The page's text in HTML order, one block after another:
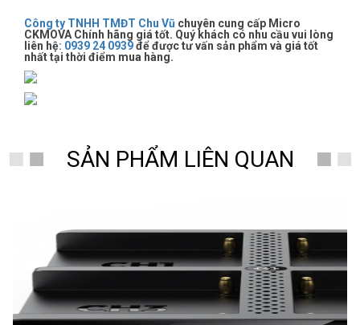
Công ty TNHH TMĐT Chu Vũ chuyên cung cấp Micro
CKMOVA Chính hãng giá tốt. Quý khách có nhu cầu vui lòng
liên hệ: 0939 24 0939để được tư vấn sản phẩm và giá tốt
nhất tại thời điểm mua hàng.
SẢN PHẨM LIÊN QUAN